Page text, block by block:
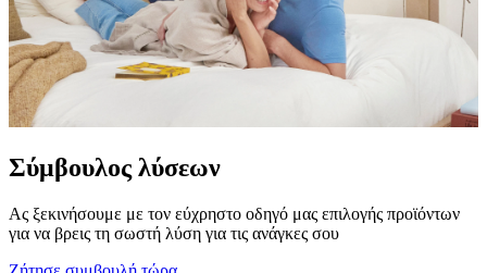
Σύμβουλος λύσεων
Ας ξεκινήσουμε με τον εύχρηστο οδηγό μας επιλογής προϊόντων
για να βρεις τη σωστή λύση για τις ανάγκες σου